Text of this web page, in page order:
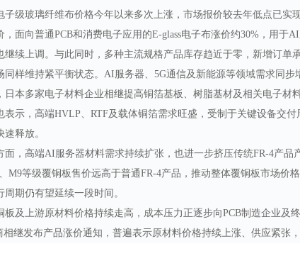
子级玻璃纤维布价格今年以来多次上涨，市场报价较去年低点已实
，面向普通PCB和消费电子应用的E-glass电子布涨价约30%，用于
继续上调。与此同时，多种主流规格产品库存趋近于零，新增订单
同样维持紧平衡状态。 AI服务器、5G通信及新能源等领域需求同步
日本多家电子材料企业相继提高铜箔基板、树脂基材及相关电子材
表示，高端HVLP、RTF及载体铜箔需求旺盛，受制于关键设备交
速释放。
面，高端AI服务器材料需求持续扩张，也进一步挤压传统FR-4产品
M9等级覆铜板售价远高于普通FR-4产品，推动整体覆铜板市场价
周期仍有望延续一段时间。
板及上游原材料价格持续走高，成本压力正逐步向PCB制造企业及
相继发布产品涨价通知，普遍表示原材料价格持续上涨、供应紧张